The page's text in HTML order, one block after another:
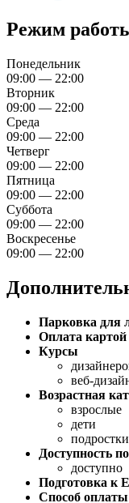
Режим
Понедельник
09:00 — 22:00
Вторник
09:00 — 22:00
Среда
09:00 — 22:00
Четверг
09:00 — 22:00
Пятница
09:00 — 22:00
Суббота
09:00 — 22:00
Воскресенье
09:00 — 22:00
Парковка для
Оплата картой
Курсы
веб-
Возрастная
взрослые
дети
подростки
Доступность
доступно
Подготовка к
Способ оплаты